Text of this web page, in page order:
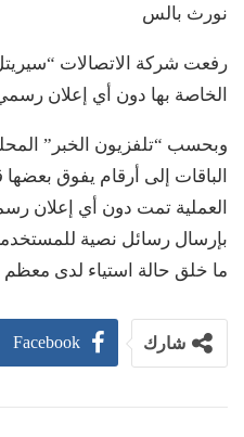
نورث بالس
رفعت شركة الاتصالات
الخاصة بها دون أي إعلان
وبحسب “تلفزيون الخبر”
الباقات إلى أرقام يفوق
العملية تمت دون أي إعلان
بإرسال رسائل نصية
ما خلق حالة استياء لدى
شارك Facebook